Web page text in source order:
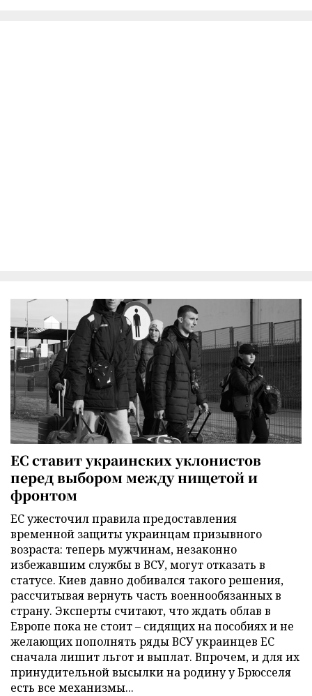
ЕС ставит украинских уклонистов
перед выбором между нищетой и
фронтом
ЕС ужесточил правила предоставления
временной защиты украинцам призывного
возраста: теперь мужчинам, незаконно
избежавшим службы в ВСУ, могут отказать в
статусе. Киев давно добивался такого решения,
рассчитывая вернуть часть военнообязанных в
страну. Эксперты считают, что ждать облав в
Европе пока не стоит – сидящих на пособиях и не
желающих пополнять ряды ВСУ украинцев ЕС
сначала лишит льгот и выплат. Впрочем, и для их
принудительной высылки на родину у Брюсселя
есть все механизмы...